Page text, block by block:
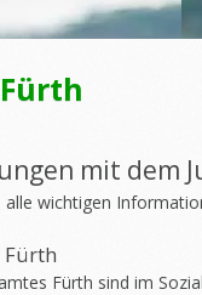
mit dem
alle wichtigen
Fürth
Fürth sind im